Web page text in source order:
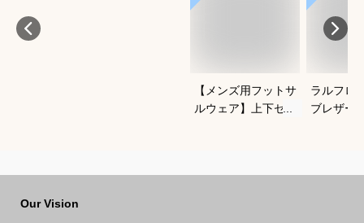
【メンズ用フットサ
ルウェア】上下セッ
ラルフロ
ブレザー
Our Vision